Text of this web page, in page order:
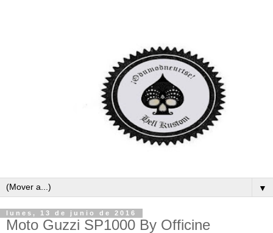
▼
lunes, 13 de junio de 2016
Moto Guzzi SP1000 By Officine